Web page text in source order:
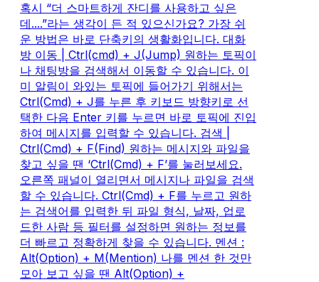
혹시 “더 스마트하게 잔디를 사용하고 싶은
데....”라는 생각이 든 적 있으신가요? 가장 쉬
운 방법은 바로 단축키의 생활화입니다. 대화
방 이동 | Ctrl(cmd) + J(Jump) 원하는 토픽이
나 채팅방을 검색해서 이동할 수 있습니다. 이
미 알림이 와있는 토픽에 들어가기 위해서는
Ctrl(Cmd) + J를 누른 후 키보드 방향키로 선
택한 다음 Enter 키를 누르면 바로 토픽에 진입
하여 메시지를 입력할 수 있습니다. 검색 |
Ctrl(Cmd) + F(Find) 원하는 메시지와 파일을
찾고 싶을 땐 ‘Ctrl(Cmd) + F’를 눌러보세요.
오른쪽 패널이 열리면서 메시지나 파일을 검색
할 수 있습니다. Ctrl(Cmd) + F를 누르고 원하
는 검색어를 입력한 뒤 파일 형식, 날짜, 업로
드한 사람 등 필터를 설정하면 원하는 정보를
더 빠르고 정확하게 찾을 수 있습니다. 멘션 :
Alt(Option) + M(Mention) 나를 멘션 한 것만
모아 보고 싶을 땐 Alt(Option) +